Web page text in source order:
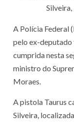
A Polícia Federal
pelo ex-deputado
cumprida nesta
ministro do
Moraes.
A pistola Taurus
Silveira,